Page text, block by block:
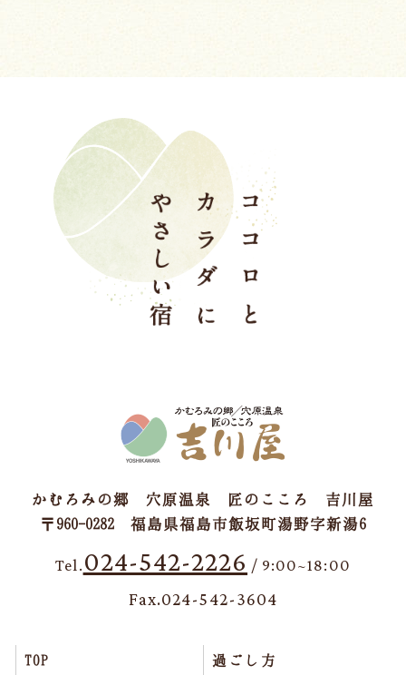
かむろみの郷 穴原温泉 匠のこころ 吉川屋
〒960-0282 福島県福島市飯坂町湯野字新湯6
Tel. 024-542-2226 / 9:00~18:00
Fax.024-542-3604
TOP
過ごし方